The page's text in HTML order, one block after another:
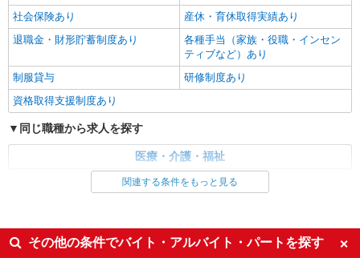
社会保険あり
産休・育休取得実績あり
退職金・財形貯蓄制度あり
各種手当（家族・役職・インセン
ティブなど）あり
制服貸与
研修制度あり
資格取得支援制度あり
同じ職種から求人を探す
医療・介護・福祉
看護師・保健師・看護助手・助産師
未経験歓迎
ミドル（40代～）活躍中
ボーナス・賞与あり
車通勤OK
関連する条件をもっと見る
その他の条件でバイト・アルバイト・パートを探す